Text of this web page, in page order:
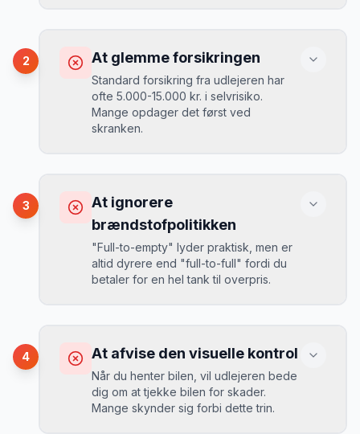
Du betaler 30-50% mere, og de bedste
biler er udsolgt.
Løsning
MJ
Mikkels erfaring
“I august 2024 så jeg priserne i Køge
stige fra 189 kr/dag til 349 kr/dag på
bare 2 uger. Book tidligt! ”
2 At glemme forsikringen
Standard forsikring fra udlejeren har
ofte 5.000-15.000 kr. i selvrisiko.
Mange opdager det først ved
skranken.
Ved selv en mindre skade kan du blive
opkrævet tusindvis af kroner.
Løsning
Book altid med fuld kaskoforsikring uden
MJ
Mikkels erfaring September 2023
“ En lille bule i døren kostede mig 8.000
kr. i selvrisiko. Siden har jeg altid
3
At ignorere
brændstofpolitikken
"Full-to-empty" lyder praktisk, men er
altid dyrere end "full-to-full" fordi du
betaler for en hel tank til overpris.
Du betaler 20-30% mere for brændstof,
da udlejeren tager høje benzinpriser.
Løsning
4 At afvise den visuelle kontrol
Når du henter bilen, vil udlejeren bede
dig om at tjekke bilen for skader.
Mange skynder sig forbi dette trin.